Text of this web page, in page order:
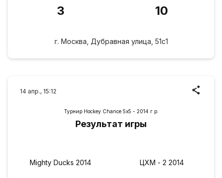
3 10
г. Москва, Дубравная улица, 51с1
14 апр., 15:12
Турнир Hockey Chance 5х5 - 2014 г.р.
Результат игры
Mighty Ducks 2014 ЦХМ - 2 2014